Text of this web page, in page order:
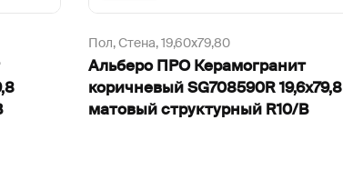
Пол, Стена,19,60х79,80
Альберо ПРО Керамогранит
коричневый SG708590R 19,6х79,8
матовый структурный R10/B